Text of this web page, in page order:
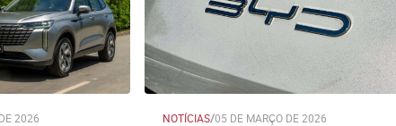
2026 NOTÍCIAS/05 DE MARÇO DE 2026